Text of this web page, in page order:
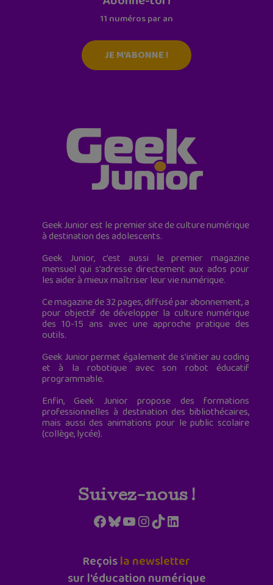
11 numéros par an
JE M'ABONNE !
Geek Junior est le premier site de culture numérique
à destination des adolescents.
Geek Junior, c’est aussi le premier magazine
mensuel qui s’adresse directement aux ados pour
les aider à mieux maîtriser leur vie numérique.
Ce magazine de 32 pages, diffusé par abonnement, a
pour objectif de développer la culture numérique
des 10-15 ans avec une approche pratique des
outils.
Geek Junior permet également de s'initier au coding
et à la robotique avec son robot éducatif
programmable.
Enfin, Geek Junior propose des formations
professionnelles à destination des bibliothécaires,
mais aussi des animations pour le public scolaire
(collège, lycée).
Suivez-nous !
Facebook
Bluesky
YouTube
Instagram
TikTokLinkedIn
Reçoisla newsletter
sur l'éducation numérique